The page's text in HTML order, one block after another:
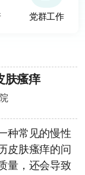
党群工作
肤瘙痒
种常见的慢性
皮肤瘙痒的问
量，还会导致